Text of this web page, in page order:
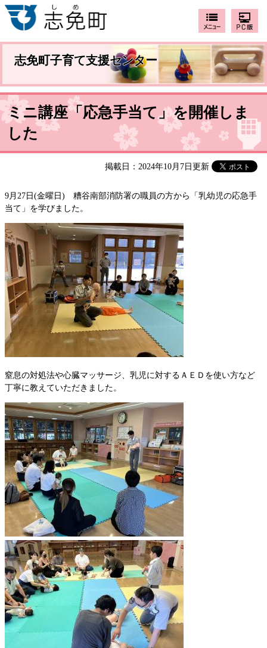
志免町子育て支援センター
ミニ講座「応急手当て」を開催しま
した
掲載日：2024年10月7日更新
9月27日(金曜日) 糟谷南部消防署の職員の方から「乳幼児の応急手
当て」を学びました。
窒息の対処法や心臓マッサージ、乳児に対するＡＥＤを使い方など
丁寧に教えていただきました。